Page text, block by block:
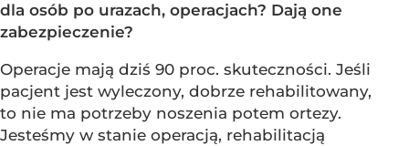
dla osób po urazach, operacjach? Dają one
zabezpieczenie?
Operacje mają dziś 90 proc. skuteczności. Jeśli
pacjent jest wyleczony, dobrze rehabilitowany,
to nie ma potrzeby noszenia potem ortezy.
Jesteśmy w stanie operacją, rehabilitacją